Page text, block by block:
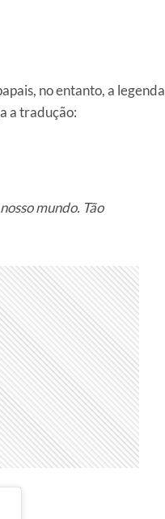
no entanto, a legenda
a tradução:
mundo. Tão